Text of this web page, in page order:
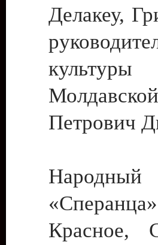
Делакеу,
Петрович
Народный
Красное,